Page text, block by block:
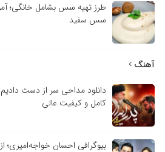
طرز تهیه سس بشامل خانگی؛
سس سفید
آهنگ
دانلود مداحی سر از دست
کامل و کیفیت عالی
بیوگرافی احسان